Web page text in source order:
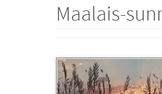
Maalais-